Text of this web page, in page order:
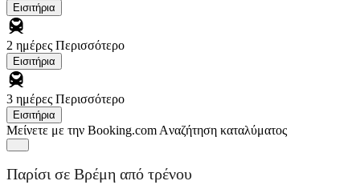
Εισιτήρια
2 ημέρες Περισσότερο
Εισιτήρια
3 ημέρες Περισσότερο
Εισιτήρια
Μείνετε με την Booking.com Aναζήτηση καταλύματος
Παρίσι σε Βρέμη από τρένου